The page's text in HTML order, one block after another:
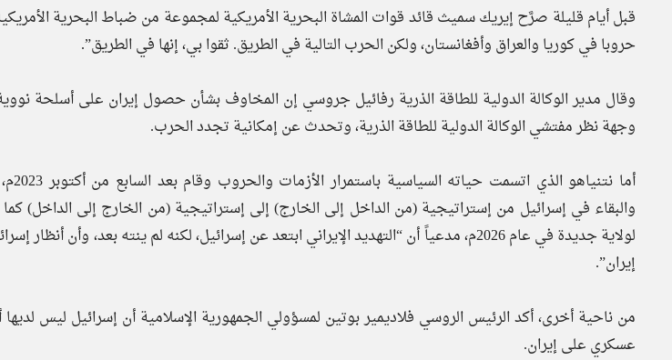
قبل أيام قليلة صرَّح إيريك سميث قائد قوات المشاة البحرية الأمريكية لمجموعة من ضباط البحرية
حروبا في كوريا والعراق وأفغانستان، ولكن الحرب التالية في الطريق. ثقوا بي، إنها في الطريق”.
وقال مدير الوكالة الدولية للطاقة الذرية رفائيل جروسي إن المخاوف بشأن حصول إيران على أسلحة
وجهة نظر مفتشي الوكالة الدولية للطاقة الذرية، وتحدث عن إمكانية تجدد الحرب.
أما
والبقاء في إسرائيل من إستراتيجية (من الداخل إلى الخارج) إلى إستراتيجية (من الخارج إلى الداخل)
لولاية جديدة في عام 2026م، مدعياً ​​أن “التهديد الإيراني ابتعد عن إسرائيل، لكنه لم ينته بعد، وأن
إيران”.
من ناحية أخرى، أكد الرئيس الروسي فلاديمير بوتين لمسؤولي الجمهورية الإسلامية أن إسرائيل ليس
عسكري على إيران.